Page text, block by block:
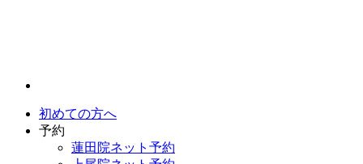
初めての方へ
予約
蓮田院ネット予約